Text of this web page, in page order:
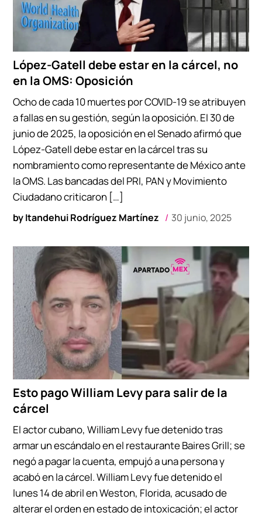
López-Gatell debe estar en la cárcel, no
en la OMS: Oposición
byItandehui Rodríguez Martínez 30 junio, 2025
Ocho de cada 10 muertes por COVID-19 se atribuyen
a fallas en su gestión, según la oposición. El 30 de
junio de 2025, la oposición en el Senado afirmó que
López-Gatell debe estar en la cárcel tras su
nombramiento como representante de México ante
la OMS. Las bancadas del PRI, PAN y Movimiento
Ciudadano criticaron […]
Esto pago William Levy para salir de la
cárcel
El actor cubano, William Levy fue detenido tras
armar un escándalo en el restaurante Baires Grill; se
negó a pagar la cuenta, empujó a una persona y
acabó en la cárcel. William Levy fue detenido el
lunes 14 de abril en Weston, Florida, acusado de
alterar el orden en estado de intoxicación; el actor